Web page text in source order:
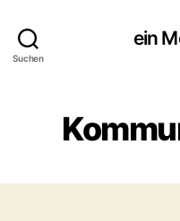
Suchen
ein